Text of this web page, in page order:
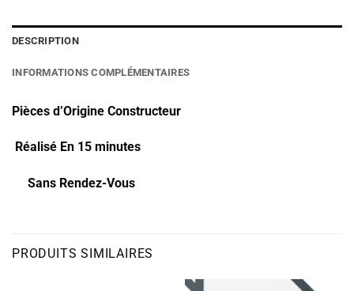
DESCRIPTION
INFORMATIONS COMPLÉMENTAIRES
Pièces d’Origine Constructeur
Réalisé En 15 minutes
Sans Rendez-Vous
PRODUITS SIMILAIRES